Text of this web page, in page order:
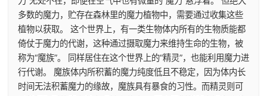
多数的魔力，贮存在森林里的魔力植物中，需要通过收集这些
植物以获取。 这个世界上，有一类生物体内所有的生物质能都
倚仗于魔力的代谢，这种通过摄取魔力来维持生命的生物，被
称为“魔族”。 同样居住在这个世界上的“精灵”，也能利用魔力进
行代谢。 魔族体内所积蓄的魔力纯度低且不稳定，因为体内长
时间无法积蓄魔力的缘故，魔族具有暴食的习性。而精灵则可